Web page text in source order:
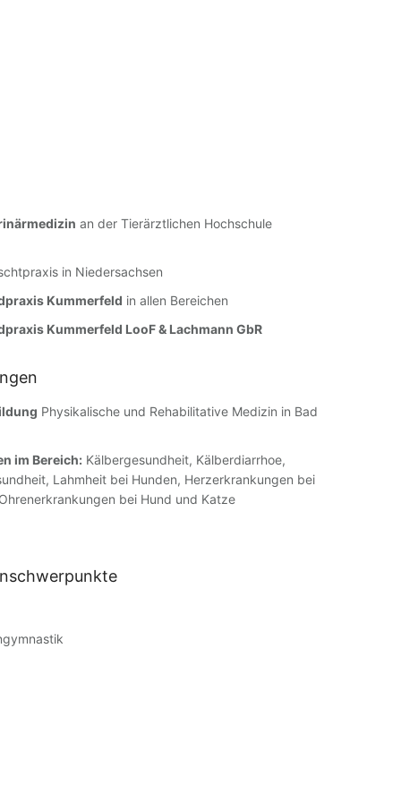
an der Tierärztlichen Hochschule
in Niedersachsen
Kummerfeld in allen Bereichen
Kummerfeld LooF & Lachmann GbR
Physikalische und Rehabilitative Medizin in Bad
im Bereich: Kälbergesundheit, Kälberdiarrhoe,
Lahmheit bei Hunden, Herzerkrankungen bei
bei Hund und Katze